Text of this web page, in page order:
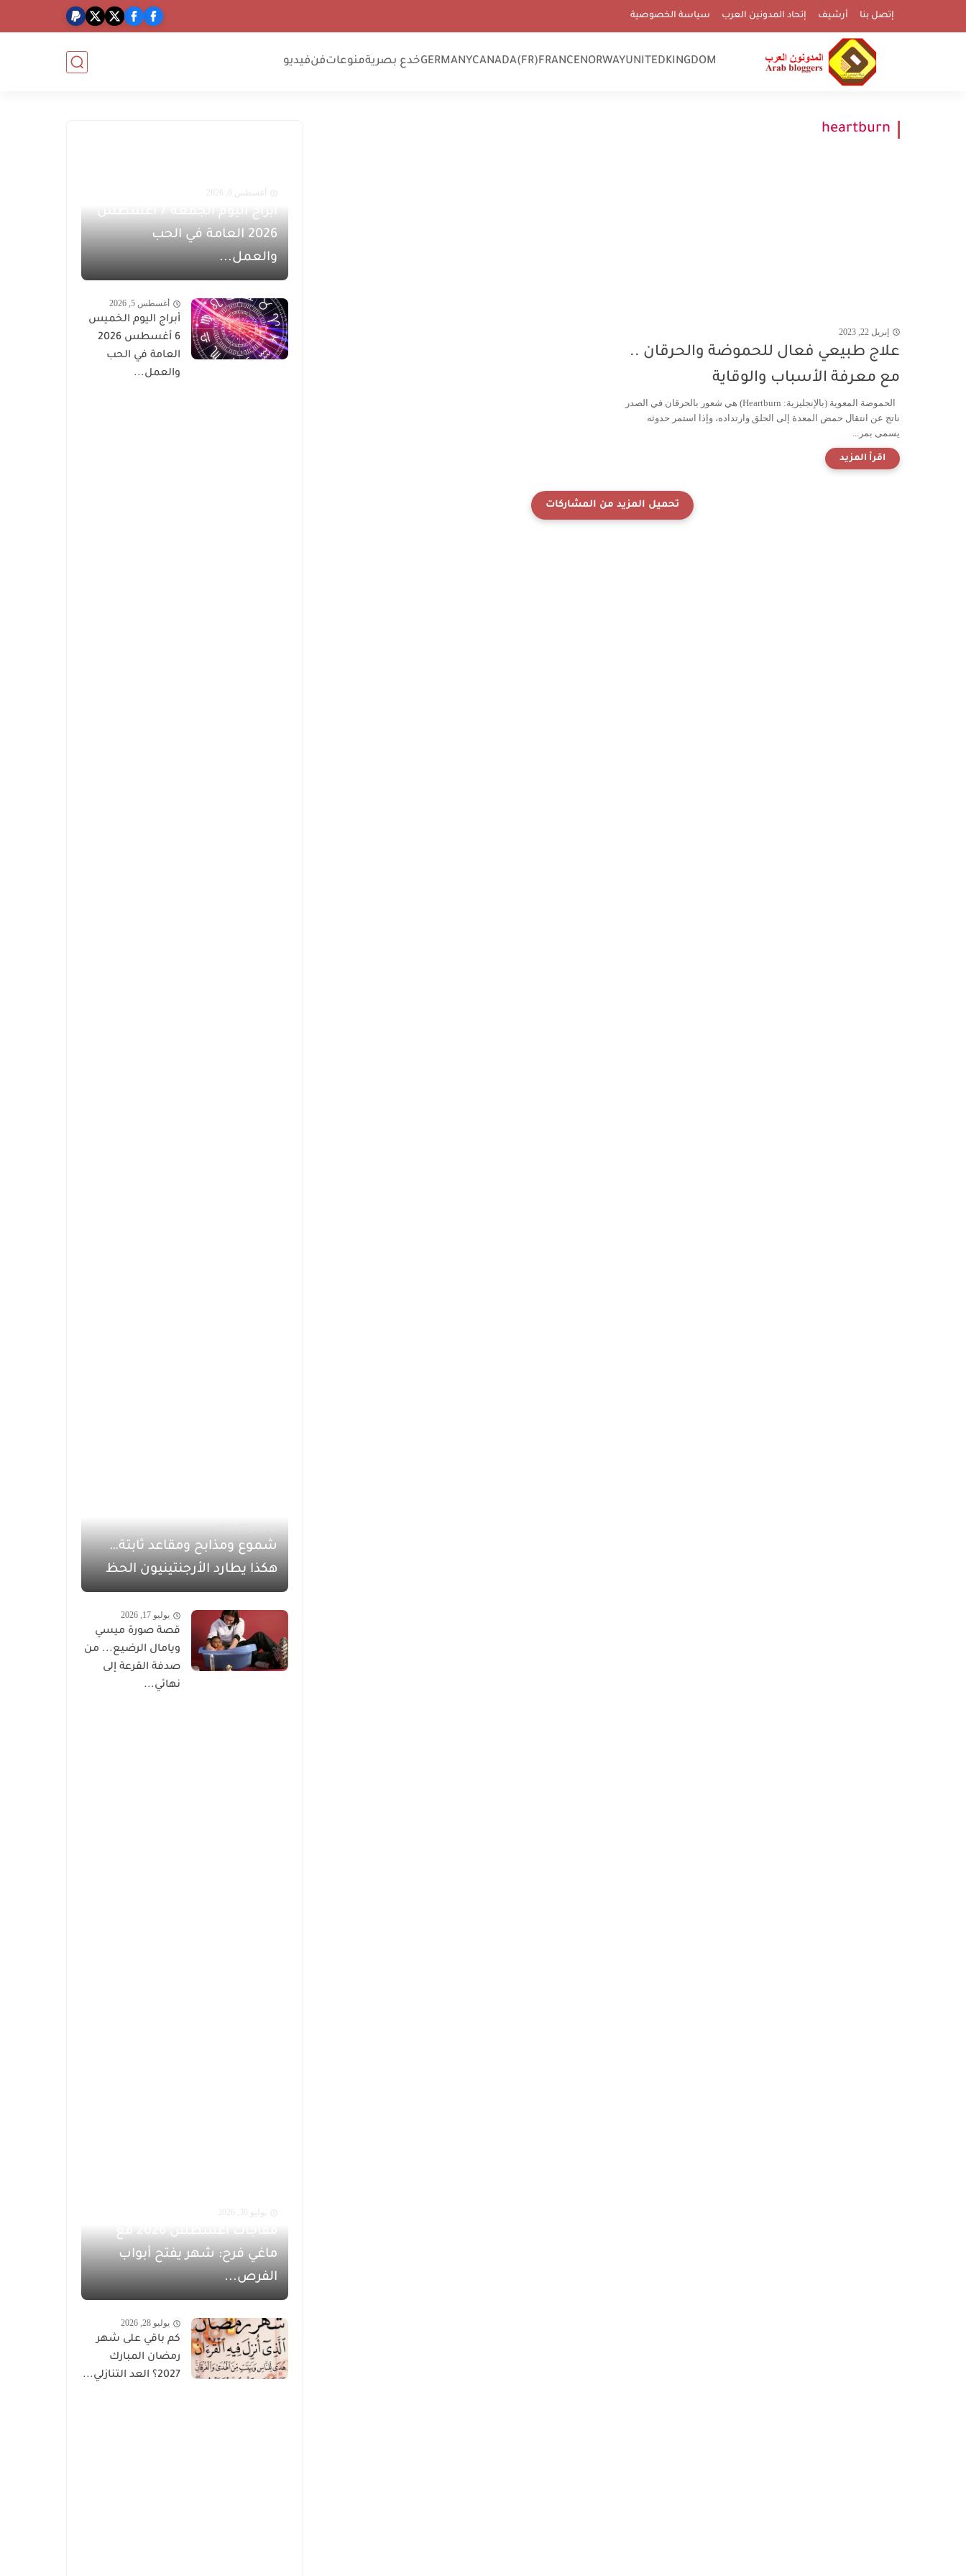
إتصل بنا أرشيف إتحاد المدونين العرب سياسة الخصوصية
UNITEDKINGDOM
NORWAY
FRANCE
CANADA(FR)
GERMANYخدع بصريةمنوعاتفنفيديو
heartburn
إبريل 22, 2023
علاج طبيعي فعال للحموضة والحرقان ..
مع معرفة الأسباب والوقاية
الحموضة المعوية (بالإنجليزية: Heartburn) هي شعور بالحرقان في الصدر
ناتج عن انتقال حمض المعدة إلى الحلق وارتداده، وإذا استمر حدوثه
يسمى بمر...
أغسطس 6, 2026
أبراج اليوم الجمعة 7 أغسطس
2026 العامة في الحب
والعمل...
أغسطس 5, 2026
أبراج اليوم الخميس
6 أغسطس 2026
العامة في الحب
والعمل...
شموع ومذابح ومقاعد ثابتة…
هكذا يطارد الأرجنتينيون الحظ
يوليو 17, 2026
قصة صورة ميسي
ويامال الرضيع... من
صدفة القرعة إلى
نهائي...
يوليو 30, 2026
مفاجآت أغسطس 2026 مع
ماغي فرح: شهر يفتح أبواب
الفرص...
يوليو 28, 2026
كم باقي على شهر
رمضان المبارك
2027؟ العد التنازلي...